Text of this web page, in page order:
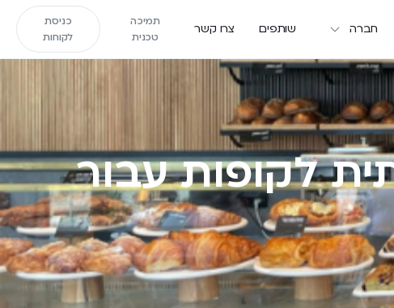
חברה שותפים צרו קשר
תמיכה
טכנית
כניסת
לקוחות
לקופות עבור